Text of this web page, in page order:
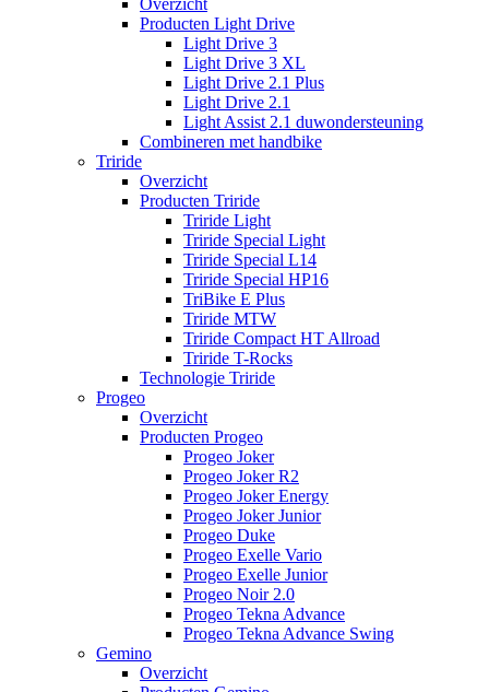
Overzicht
Producten Light Drive
Light Drive 3
Light Drive 3 XL
Light Drive 2.1 Plus
Light Drive 2.1
Light Assist 2.1 duwondersteuning
Combineren met handbike
Triride
Overzicht
Producten Triride
Triride Light
Triride Special Light
Triride Special L14
Triride Special HP16
TriBike E Plus
Triride MTW
Triride Compact HT Allroad
Triride T-Rocks
Technologie Triride
Progeo
Overzicht
Producten Progeo
Progeo Joker
Progeo Joker R2
Progeo Joker Energy
Progeo Joker Junior
Progeo Duke
Progeo Exelle Vario
Progeo Exelle Junior
Progeo Noir 2.0
Progeo Tekna Advance
Progeo Tekna Advance Swing
Gemino
Overzicht